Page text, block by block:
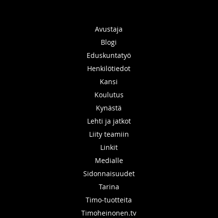
Avustaja
Blogi
Eduskuntatyö
Henkilötiedot
Kansi
Koulutus
Kynästä
Lehti ja jatkot
Liity teamiin
Linkit
Medialle
Sidonnaisuudet
Tarina
Timo-tuotteita
Timoheinonen.tv